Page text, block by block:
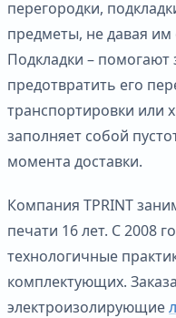
перегородки,
предметы, не давая им
Подкладки –
предотвратить его
транспортировки или
заполняет собой
момента доставки.
Компания TPRINT
печати 16 лет. С 2008
технологичные
комплектующих.
электроизолирующие